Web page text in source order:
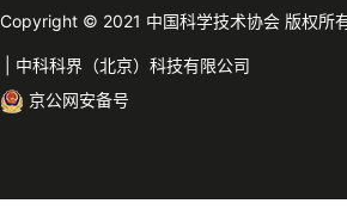
Copyright © 2021 中国科学技术协会 版权所
中科科界（北京）科技有限公司
京公网安备号